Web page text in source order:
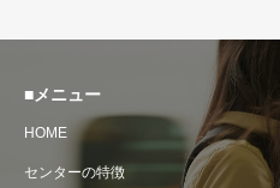
■メニュー
HOME
センターの特徴